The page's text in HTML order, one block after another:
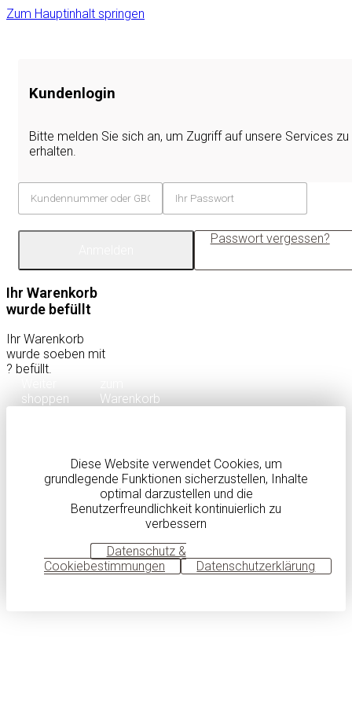
Zum Hauptinhalt springen
Kundenlogin
Bitte melden Sie sich an, um Zugriff auf unsere Services zu
erhalten.
Passwort vergessen?
Ihr Warenkorb
wurde befüllt
Ihr Warenkorb
wurde soeben mit
? befüllt.
shoppen
Warenkorb
Diese Website verwendet Cookies, um
grundlegende Funktionen sicherzustellen, Inhalte
optimal darzustellen und die
Benutzerfreundlichkeit kontinuierlich zu
verbessern
Datenschutz &
Cookiebestimmungen
Datenschutzerklärung